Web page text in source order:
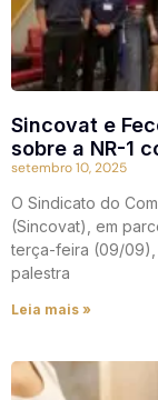
Sincovat e
sobre a NR-1
setembro 10, 2025
O Sindicato do
(Sincovat), em
terça-feira (09/09),
palestra
Leia mais »